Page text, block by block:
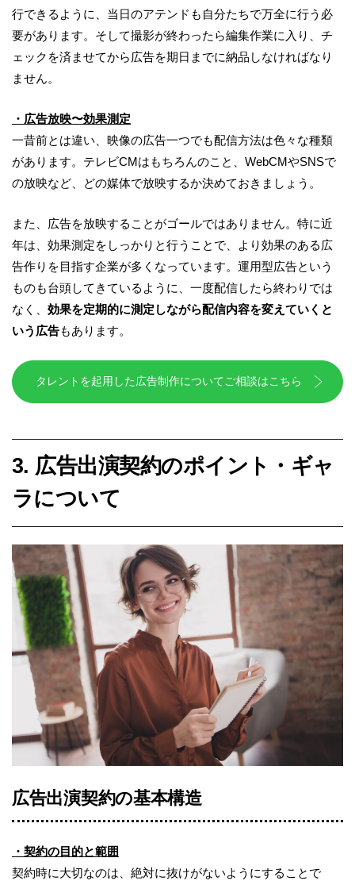
行できるように、当日のアテンドも自分たちで万全に行う必
要があります。そして撮影が終わったら編集作業に入り、チ
ェックを済ませてから広告を期日までに納品しなければなり
ません。
・広告放映〜効果測定
一昔前とは違い、映像の広告一つでも配信方法は色々な種類
があります。テレビCMはもちろんのこと、WebCMやSNSで
の放映など、どの媒体で放映するか決めておきましょう。
また、広告を放映することがゴールではありません。特に近
年は、効果測定をしっかりと行うことで、より効果のある広
告作りを目指す企業が多くなっています。運用型広告という
ものも台頭してきているように、一度配信したら終わりでは
なく、 効果を定期的に測定しながら配信内容を変えていくと
いう広告もあります。
タレントを起用した広告制作についてご相談はこちら
3. 広告出演契約のポイント・ギャ
ラについて
広告出演契約の基本構造
・契約の目的と範囲
契約時に大切なのは、絶対に抜けがないようにすることで